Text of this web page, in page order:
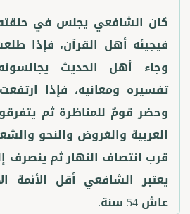
كان الشافعي يجلس في
فيجيئه أهل القرآن، فإذا
وجاء أهل الحديث
تفسيره ومعانيه، فإذا
وحضر قومٌ للمناظرة ثم
العربية والعَروض والنحو
قرب انتصاف النهار ثم ينصرف
يعتبر الشافعي أقل الأئمة
عاش 54 سنة.